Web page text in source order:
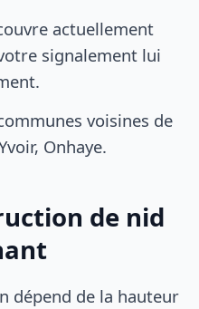
actuellement
signalement lui
voisines de
Onhaye.
de nid
dépend de la hauteur